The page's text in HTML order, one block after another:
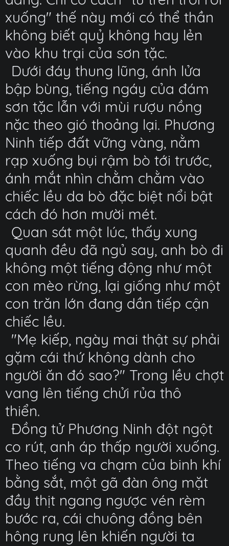
xuống" thế này mới có thể thần
không biết quỷ không hay lẻn
vào khu trại của sơn tặc.
Dưới đáy thung lũng, ánh lửa
bập bùng, tiếng ngáy của đám
sơn tặc lẫn với mùi rượu nồng
nặc theo gió thoảng lại. Phương
Ninh tiếp đất vững vàng, nằm
rạp xuống bụi rậm bò tới trước,
ánh mắt nhìn chằm chằm vào
chiếc lều da bò đặc biệt nổi bật
cách đó hơn mười mét.
Quan sát một lúc, thấy xung
quanh đều đã ngủ say, anh bò đi
không một tiếng động như một
con mèo rừng, lại giống như một
con trăn lớn đang dần tiếp cận
chiếc lều.
"Mẹ kiếp, ngày mai thật sự phải
gặm cái thứ không dành cho
người ăn đó sao?" Trong lều chợt
vang lên tiếng chửi rủa thô
thiển.
Đồng tử Phương Ninh đột ngột
co rút, anh áp thấp người xuống.
Theo tiếng va chạm của binh khí
bằng sắt, một gã đàn ông mặt
đầy thịt ngang ngược vén rèm
bước ra, cái chuông đồng bên
hông rung lên khiến người ta